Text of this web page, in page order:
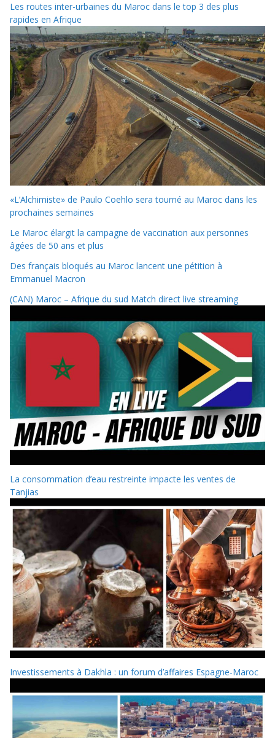
Les routes inter-urbaines du Maroc dans le top 3 des plus
rapides en Afrique
«L’Alchimiste» de Paulo Coehlo sera tourné au Maroc dans les
prochaines semaines
Le Maroc élargit la campagne de vaccination aux personnes
âgées de 50 ans et plus
Des français bloqués au Maroc lancent une pétition à
Emmanuel Macron
(CAN) Maroc – Afrique du sud Match direct live streaming
La consommation d’eau restreinte impacte les ventes de
Tanjias
Investissements à Dakhla : un forum d’affaires Espagne-Maroc